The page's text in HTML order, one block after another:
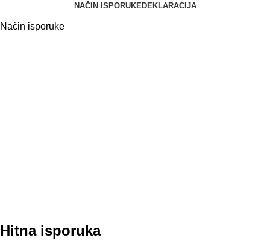
NAČIN ISPORUKE DEKLARACIJA
Način isporuke
Hitna isporuka